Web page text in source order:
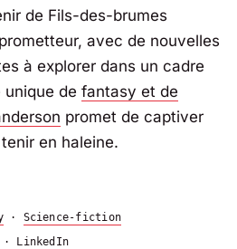
de Fils-des-brumes
avec de nouvelles
à explorer dans un cadre
de fantasy et de
promet de captiver
en haleine.
· Science-fiction
· LinkedIn